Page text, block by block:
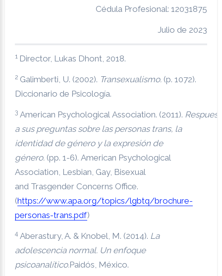
Cédula Profesional: 12031875
Julio de 2023
1 Director, Lukas Dhont, 2018.
2 Galimberti, U. (2002). Transexualismo. (p. 1072).
Diccionario de Psicología.
3 American Psychological Association. (2011).
a sus preguntas sobre las personas trans, la
identidad de género y la expresión de
género.(pp. 1-6). American Psychological
Association, Lesbian, Gay, Bisexual
and Trasgender Concerns Office.
(https://www.apa.org/topics/lgbtq/brochure-
personas-trans.pdf)
4 Aberastury, A. & Knobel, M. (2014). La
adolescencia normal. Un enfoque
psicoanalítico.Paidós, México.